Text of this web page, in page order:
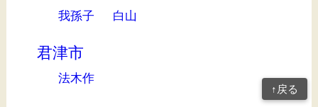
我孫子 白山
君津市
法木作
↑戻る